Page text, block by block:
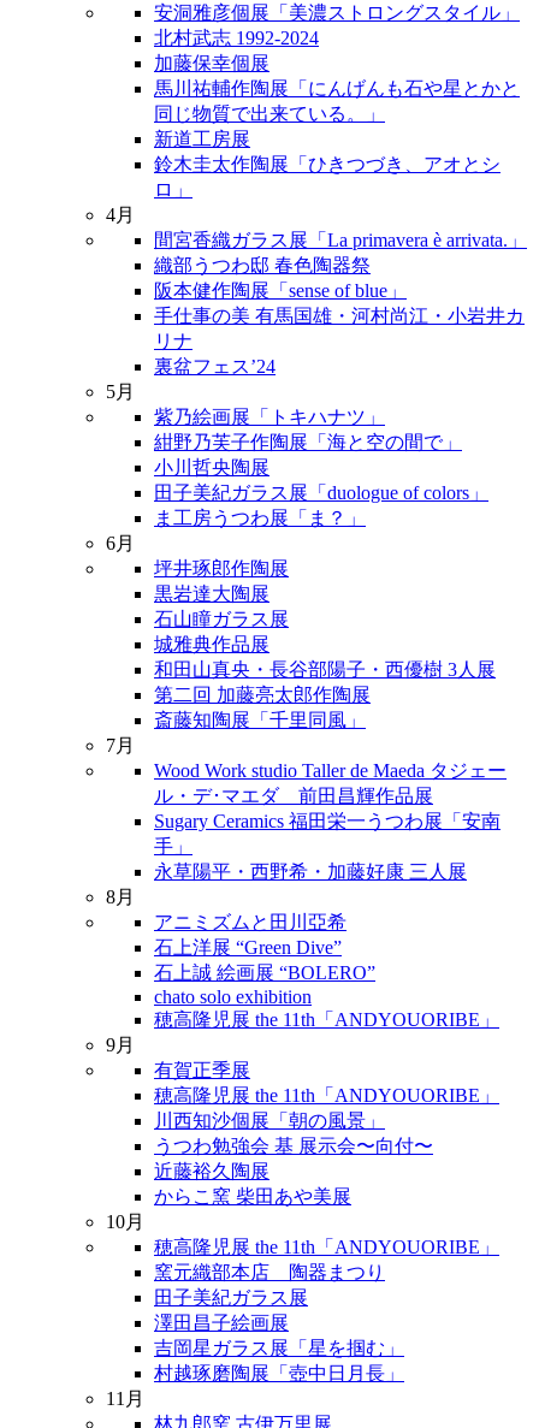
安洞雅彦個展「美濃ストロングスタイル」
北村武志 1992-2024
加藤保幸個展
馬川祐輔作陶展「にんげんも石や星とかと
同じ物質で出来ている。」
新道工房展
鈴木圭太作陶展「ひきつづき、アオとシ
ロ」
4月
間宮香織ガラス展「La primavera è arrivata.」
織部うつわ邸 春色陶器祭
阪本健作陶展「sense of blue」
手仕事の美 有馬国雄・河村尚江・小岩井カ
リナ
裏盆フェス’24
5月
紫乃絵画展「トキハナツ」
紺野乃芙子作陶展「海と空の間で」
小川哲央陶展
田子美紀ガラス展「duologue of colors」
ま工房うつわ展「ま？」
6月
坪井琢郎作陶展
黒岩達大陶展
石山瞳ガラス展
城雅典作品展
和田山真央・長谷部陽子・西優樹 3人展
第二回 加藤亮太郎作陶展
斎藤知陶展「千里同風」
7月
Wood Work studio Taller de Maeda タジェー
ル・デ･マエダ 前田昌輝作品展
Sugary Ceramics 福田栄一うつわ展「安南
手」
永草陽平・西野希・加藤好康 三人展
8月
アニミズムと田川亞希
石上洋展 “Green Dive”
石上誠 絵画展 “BOLERO”
chato solo exhibition
穂高隆児展 the 11th「ANDYOUORIBE」
9月
有賀正季展
穂高隆児展 the 11th「ANDYOUORIBE」
川西知沙個展「朝の風景」
うつわ勉強会 基 展示会〜向付〜
近藤裕久陶展
からこ窯 柴田あや美展
10月
穂高隆児展 the 11th「ANDYOUORIBE」
窯元織部本店 陶器まつり
田子美紀ガラス展
澤田昌子絵画展
吉岡星ガラス展「星を掴む」
村越琢磨陶展「壺中日月長」
11月
林九郎窯 古伊万里展